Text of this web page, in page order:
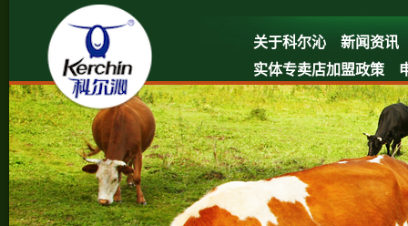
关于科尔沁
新闻资讯
实体专卖店加盟政策